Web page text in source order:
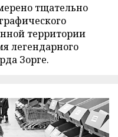
тщательно
территории
легендарного
Зорге.